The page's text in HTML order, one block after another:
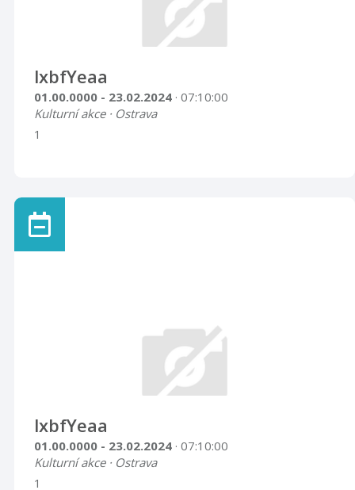
lxbfYeaa
01.00.0000 - 23.02.2024 · 07:10:00
Kulturní akce · Ostrava
1
lxbfYeaa
01.00.0000 - 23.02.2024 · 07:10:00
Kulturní akce · Ostrava
1